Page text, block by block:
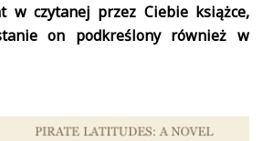
w czytanej przez Ciebie książce,
on podkreślony również w